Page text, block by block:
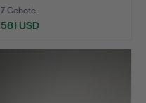
7 Gebote
581 USD